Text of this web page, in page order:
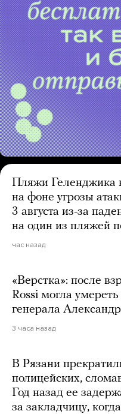
Пляжи Геленджика
на фоне угрозы
3 августа из-за
на один из пляжей
час назад
«Верстка»: после
Rossi могла
генерала
3 часа назад
В Рязани
полицейских,
Год назад ее
за закладчицу,